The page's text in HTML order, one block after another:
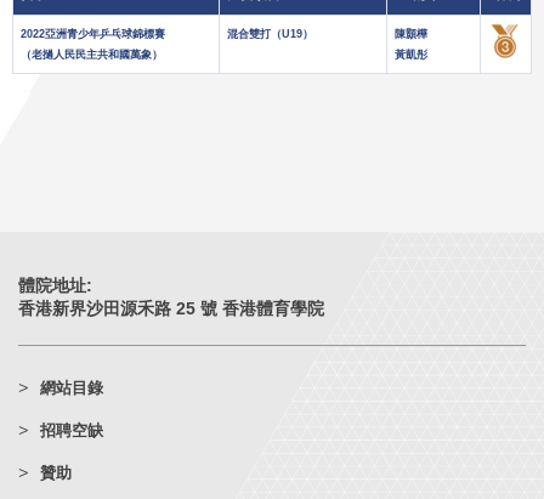
2022亞洲青少年乒乓球錦標賽
（老撾人民民主共和國萬象）
混合雙打（U19）
陳顥樺
黃凱彤
體院地址:
香港新界沙田源禾路 25 號 香港體育學院
網站目錄
招聘空缺
贊助